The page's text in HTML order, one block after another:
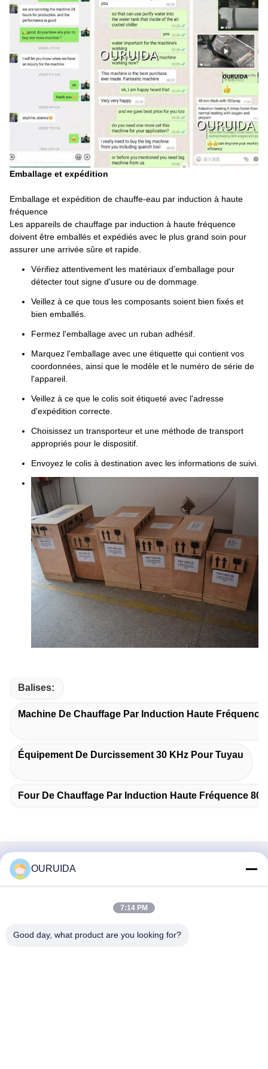
Emballage et expédition
Emballage et expédition de chauffe-eau par induction à haute
fréquence
Les appareils de chauffage par induction à haute fréquence
doivent être emballés et expédiés avec le plus grand soin pour
assurer une arrivée sûre et rapide.
Vérifiez attentivement les matériaux d'emballage pour
détecter tout signe d'usure ou de dommage.
Veillez à ce que tous les composants soient bien fixés et
bien emballés.
Fermez l'emballage avec un ruban adhésif.
Marquez l'emballage avec une étiquette qui contient vos
coordonnées, ainsi que le modèle et le numéro de série de
l'appareil.
Veillez à ce que le colis soit étiqueté avec l'adresse
d'expédition correcte.
Choisissez un transporteur et une méthode de transport
appropriés pour le dispositif.
Envoyez le colis à destination avec les informations de suivi.
Balises:
Machine De Chauffage Par Induction Haute Fréquence
Équipement De Durcissement 30 KHz Pour Tuyau
Four De Chauffage Par Induction Haute Fréquence 80
Contact rapide
528225, n° 7, zone B, ville de Shishan (parc industriel),
Chine.
OURUIDA
7:14 PM
Good day, what product are you looking for?